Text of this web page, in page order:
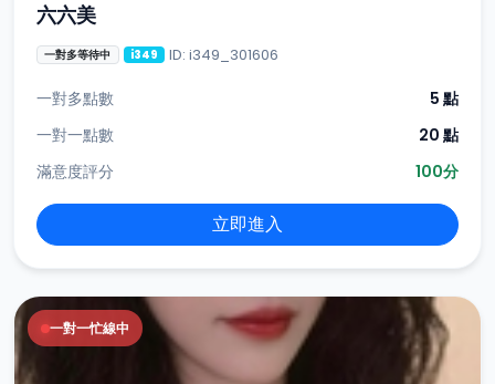
六六美
一對多等待中 i349 ID: i349_301606
一對多點數
5 點
一對一點數
20 點
滿意度評分
100分
立即進入
一對一忙線中